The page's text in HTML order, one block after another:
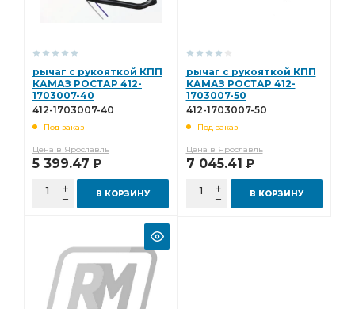
рычаг с рукояткой КПП
КАМАЗ РОСТАР 412-
1703007-40
412-1703007-40
Под заказ
Цена в Ярославль
5 399.47 Р
В КОРЗИНУ
рычаг с рукояткой КПП
КАМАЗ РОСТАР 412-
1703007-50
412-1703007-50
Под заказ
Цена в Ярославль
7 045.41 Р
В КОРЗИНУ